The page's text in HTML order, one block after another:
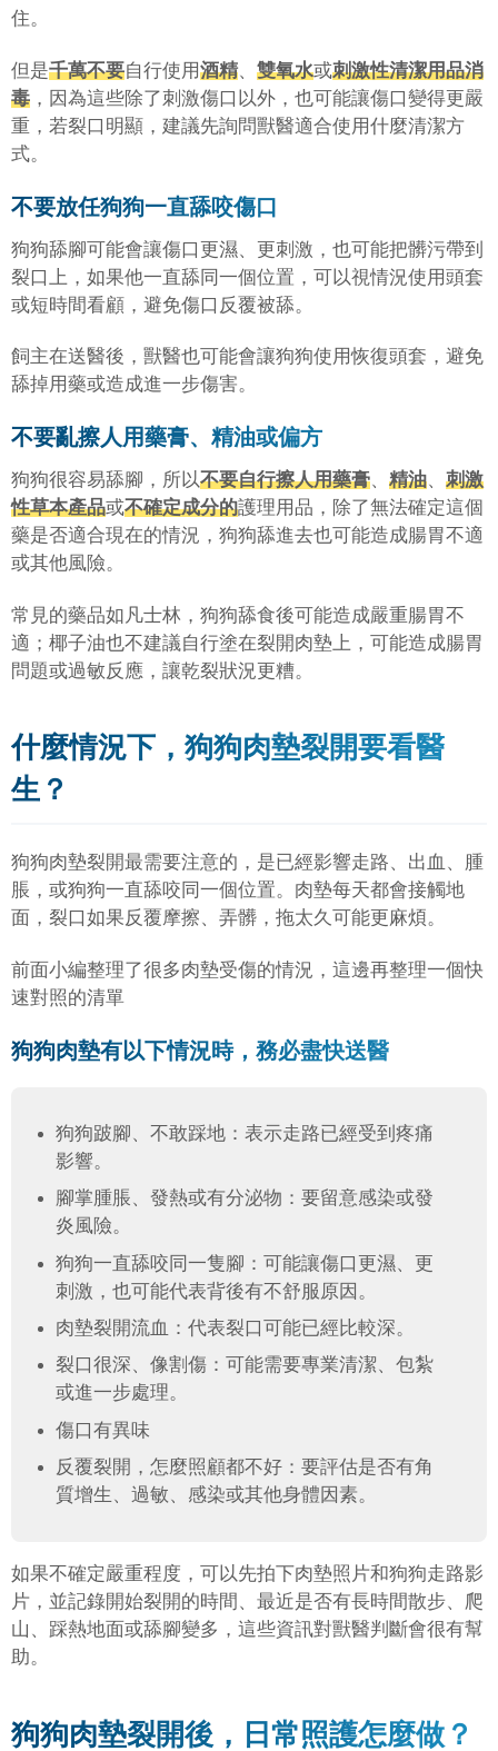
住。
但是千萬不要自行使用酒精、 雙氧水或刺激性清潔用品消
毒 ，因為這些除了刺激傷口以外，也可能讓傷口變得更嚴
重，若裂口明顯，建議先詢問獸醫適合使用什麼清潔方
式。
不要放任狗狗一直舔咬傷口
狗狗舔腳可能會讓傷口更濕、更刺激，也可能把髒污帶到
裂口上 ， 如果他一直舔同一個位置，可以視情況使用頭套
或短時間看顧，避免傷口反覆被舔。
飼主在送醫後，獸醫也可能會讓狗狗使用恢復頭套，避免
舔掉用藥或造成進一步傷害。
不要亂擦人用藥膏、精油或偏方
狗狗很容易舔腳，所以不要自行擦人用藥膏、 精油、 刺激
性草本產品或不確定成分的護理用品，除了無法確定這個
藥是否適合現在的情況，狗狗舔進去也可能造成腸胃不適
或其他風險。
常見的藥品如凡士林，狗狗舔食後可能造成嚴重腸胃不
適；椰子油也不建議自行塗在裂開肉墊上，可能造成腸胃
問題或過敏反應，讓乾裂狀況更糟。
什麼情況下，狗狗肉墊裂開要看醫
生？
狗狗肉墊裂開最需要注意的，是已經影響走路、出血、腫
脹，或狗狗一直舔咬同一個位置。肉墊每天都會接觸地
面，裂口如果反覆摩擦、弄髒，拖太久可能更麻煩。
前面小編整理了很多肉墊受傷的情況，這邊再整理一個快
速對照的清單
狗狗肉墊有以下情況時，務必盡快送醫
狗狗跛腳、不敢踩地：表示走路已經受到疼痛
影響。
腳掌腫脹、發熱或有分泌物：要留意感染或發
炎風險。
狗狗一直舔咬同一隻腳：可能讓傷口更濕、更
刺激，也可能代表背後有不舒服原因。
肉墊裂開流血：代表裂口可能已經比較深。
裂口很深、像割傷：可能需要專業清潔、包紮
或進一步處理。
傷口有異味
反覆裂開，怎麼照顧都不好：要評估是否有角
質增生、過敏、感染或其他身體因素。
如果不確定嚴重程度，可以先拍下肉墊照片和狗狗走路影
片，並記錄開始裂開的時間、最近是否有長時間散步、爬
山、踩熱地面或舔腳變多，這些資訊對獸醫判斷會很有幫
助。
狗狗肉墊裂開後，日常照護怎麼做？